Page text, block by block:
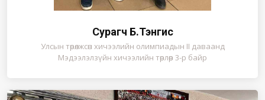
Сурагч Б.Тэнгис
Улсын төрөлжсөн хичээлийн олимпиадын II даваанд
Мэдээлэлзүйн хичээлийн төрлөөр 3-р байр